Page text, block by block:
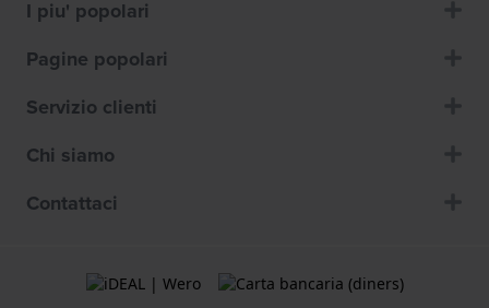
I piu' popolari
Pagine popolari
Servizio clienti
Chi siamo
Contattaci